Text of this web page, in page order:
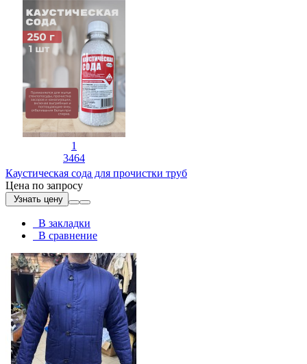
1
3464
Каустическая сода для прочистки труб
Цена по запросу
Узнать цену
В закладки
В сравнение